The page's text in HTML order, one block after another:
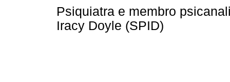
Psiquiatra e membro
Iracy Doyle (SPID)